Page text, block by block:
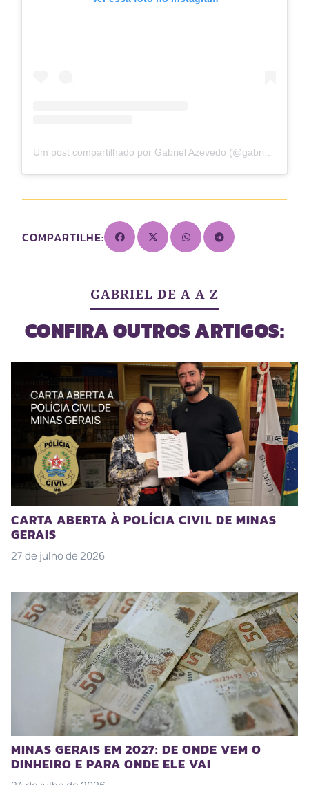
COMPARTILHE:
GABRIEL DE A A Z
CONFIRA OUTROS ARTIGOS:
CARTA ABERTA À POLÍCIA CIVIL DE MINAS
GERAIS
27 de julho de 2026
MINAS GERAIS EM 2027: DE ONDE VEM O
DINHEIRO E PARA ONDE ELE VAI